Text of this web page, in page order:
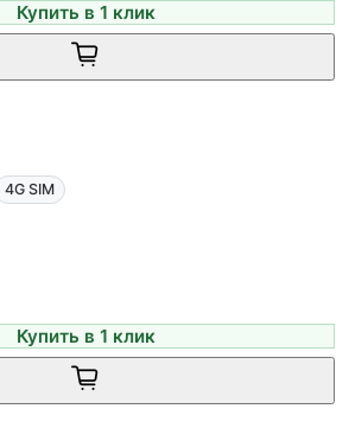
Купить в 1 клик
4G SIM
Купить в 1 клик